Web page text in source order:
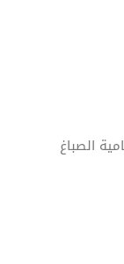
الصباغ